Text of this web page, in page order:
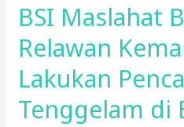
BSI Maslahat
Relawan
Lakukan
Tenggelam di